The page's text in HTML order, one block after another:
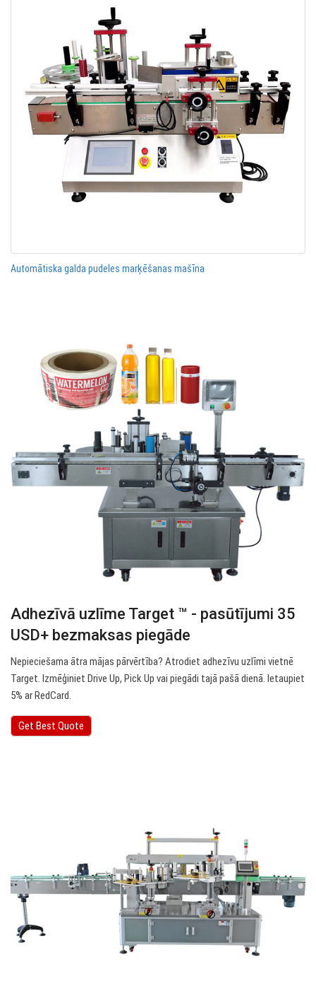
Automātiska galda pudeles marķēšanas mašīna
Adhezīvā uzlīme Target ™ - pasūtījumi 35
USD+ bezmaksas piegāde
Nepieciešama ātra mājas pārvērtība? Atrodiet adhezīvu uzlīmi vietnē
Target. Izmēģiniet Drive Up, Pick Up vai piegādi tajā pašā dienā. Ietaupiet
5% ar RedCard.
Get Best Quote